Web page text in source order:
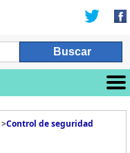
>Control de seguridad